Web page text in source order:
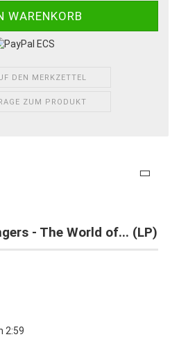
DEN MERKZETTEL
ZUM PRODUKT
- The World of... (LP)
2:59